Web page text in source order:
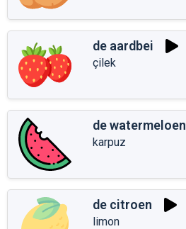
de aardbei
çilek
de watermeloen
karpuz
de citroen
limon